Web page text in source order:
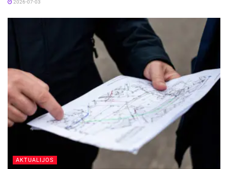
darbus, bet ir tapti jų draugais – įgyti
pasitikėjimą, užmegzti tvirtą bei nuoširdų ryšį.
Daugiau informacijos apie MOPT projektus
galima rasti:
www.maltieciai.lt.
2026-07-03
AKTUALIJOS